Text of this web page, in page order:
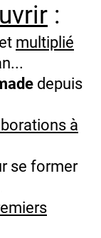
:
et multiplié
depuis
à
se former